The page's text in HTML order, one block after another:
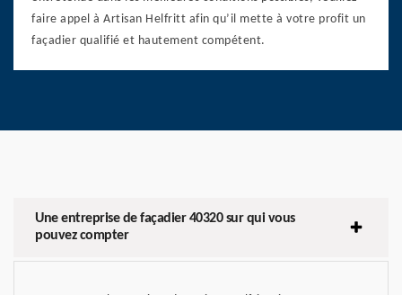
faire appel à Artisan Helfritt afin qu’il mette à votre profit un
façadier qualifié et hautement compétent.
Une entreprise de façadier 40320 sur qui vous
pouvez compter